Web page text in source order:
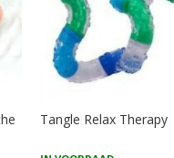
Tangle Relax Therapy